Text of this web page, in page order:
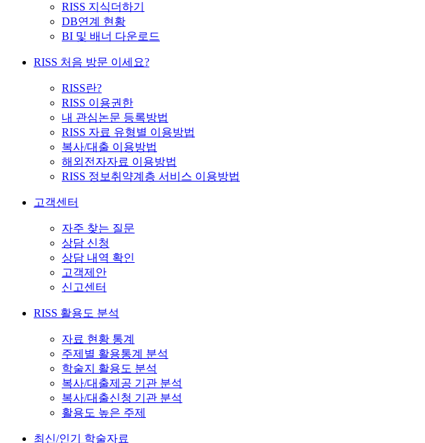
RISS 지식더하기
DB연계 현황
BI 및 배너 다운로드
RISS 처음 방문 이세요?
RISS란?
RISS 이용권한
내 관심논문 등록방법
RISS 자료 유형별 이용방법
복사/대출 이용방법
해외전자자료 이용방법
RISS 정보취약계층 서비스 이용방법
고객센터
자주 찾는 질문
상담 신청
상담 내역 확인
고객제안
신고센터
RISS 활용도 분석
자료 현황 통계
주제별 활용통계 분석
학술지 활용도 분석
복사/대출제공 기관 분석
복사/대출신청 기관 분석
활용도 높은 주제
최신/인기 학술자료